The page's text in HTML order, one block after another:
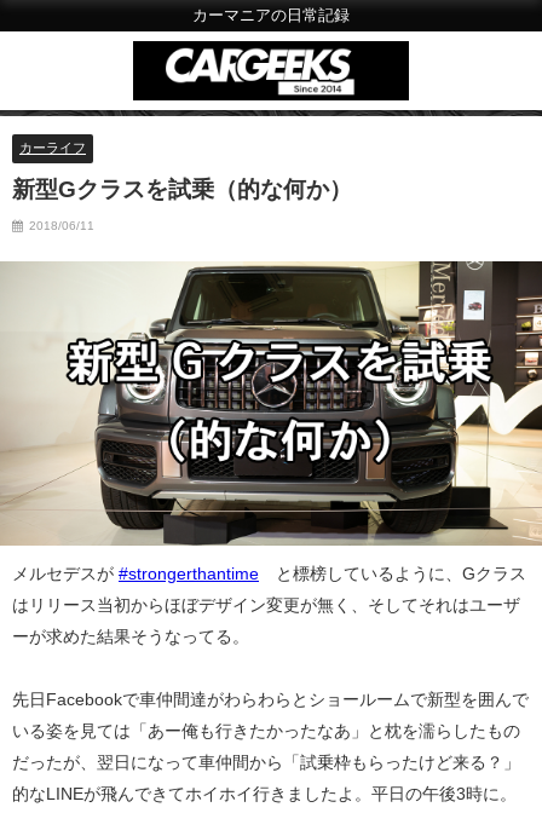
カーマニアの日常記録
カーライフ
新型Gクラスを試乗（的な何か）
2018/06/11
メルセデスが #strongerthantime と標榜しているように、Gクラス
はリリース当初からほぼデザイン変更が無く、そしてそれはユーザ
ーが求めた結果そうなってる。
先日Facebookで車仲間達がわらわらとショールームで新型を囲んで
いる姿を見ては「あー俺も行きたかったなあ」と枕を濡らしたもの
だったが、翌日になって車仲間から「試乗枠もらったけど来る？」
的なLINEが飛んできてホイホイ行きましたよ。平日の午後3時に。